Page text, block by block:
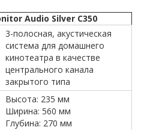
Audio Silver C350
3-полосная, акустическая
система для домашнего
кинотеатра в качестве
центрального канала
закрытого типа
Высота: 235 мм
Ширина: 560 мм
Глубина: 270 мм